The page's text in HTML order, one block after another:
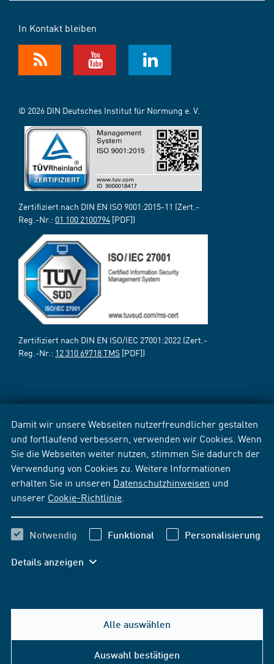
Damit wir unsere Webseiten nutzerfreundlicher gestalten
und fortlaufend verbessern, verwenden wir Cookies. Wenn
Sie die Webseiten weiter nutzen, stimmen Sie dadurch der
Verwendung von Cookies zu. Weitere Informationen
erhalten Sie in unseren Datenschutzhinweisen und
unserer Cookie-Richtlinie
Notwendig Funktional Personalisierung
Details anzeigen
Alle auswählen
Auswahl bestätigen
In Kontakt bleiben
© 2026 DIN Deutsches Institut für Normung e. V.
Zertifiziert nach DIN EN ISO 9001:2015-11 (Zert.-
Reg.-Nr.: 01 100 2100794 [PDF])
Zertifiziert nach DIN EN ISO/IEC 27001:2022 (Zert.-
Reg.-Nr.: 12 310 69718 TMS [PDF])